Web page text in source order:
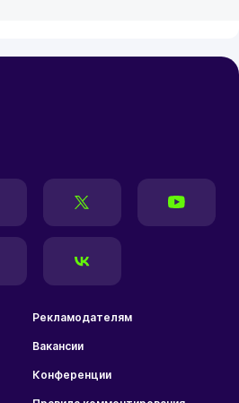
Рекламодателям
Вакансии
Конференции